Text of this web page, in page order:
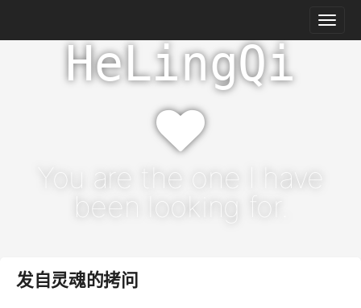
HeLingQi
You are the one I have
been looking for.
发自灵魂的拷问